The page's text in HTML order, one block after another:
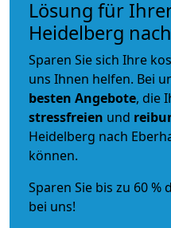
Lösung für
Heidelberg
Sparen Sie sich Ihre
uns Ihnen helfen. Bei
besten Angebote, die
stressfreien und
Heidelberg nach
können.
Sparen Sie bis zu 60
bei uns!